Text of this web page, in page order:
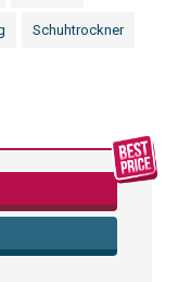
Schuhtrockner